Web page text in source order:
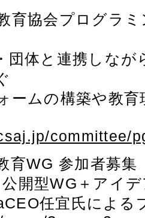
育協会プログラ
団体と連携しなが
ームの構築や教
committee/
育WG 参加者募集
開型WG＋アイ
任宜氏による